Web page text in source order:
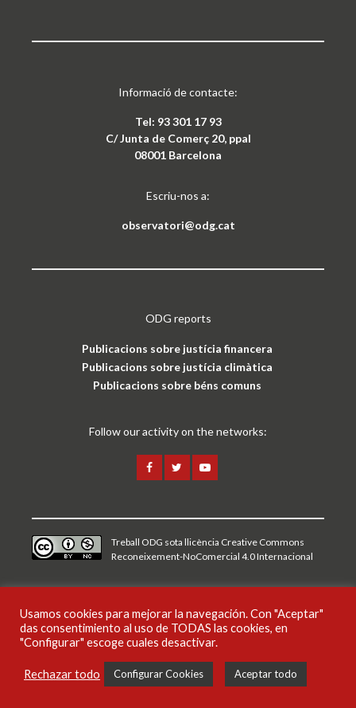
Informació de contacte:
Tel: 93 301 17 93
C/ Junta de Comerç 20, ppal
08001 Barcelona
Escriu-nos a:
observatori@odg.cat
ODG reports
Publicacions sobre justícia financera
Publicacions sobre justícia climàtica
Publicacions sobre béns comuns
Follow our activity on the networks:
Treball ODG sota llicència Creative Commons
Reconeixement-NoComercial 4.0 Internacional
Avís legal i política de privacitat
Usamos cookies para mejorar la navegación. Con "Aceptar"
das consentimiento al uso de TODAS las cookies, en
"Configurar" escoge cuales desactivar.
Rechazar todo Configurar Cookies Aceptar todo
CAT